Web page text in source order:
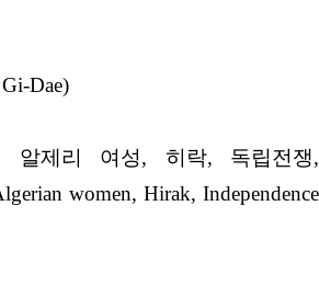
Dae)
알제리 여성, 히락, 독립전쟁,
women, Hirak, Independence